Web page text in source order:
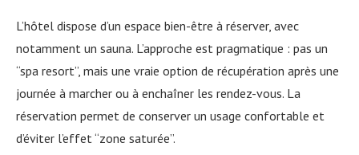
L’hôtel dispose d’un espace bien-être à réserver, avec
notamment un sauna. L’approche est pragmatique : pas un
“spa resort”, mais une vraie option de récupération après une
journée à marcher ou à enchaîner les rendez-vous. La
réservation permet de conserver un usage confortable et
d’éviter l’effet “zone saturée”.